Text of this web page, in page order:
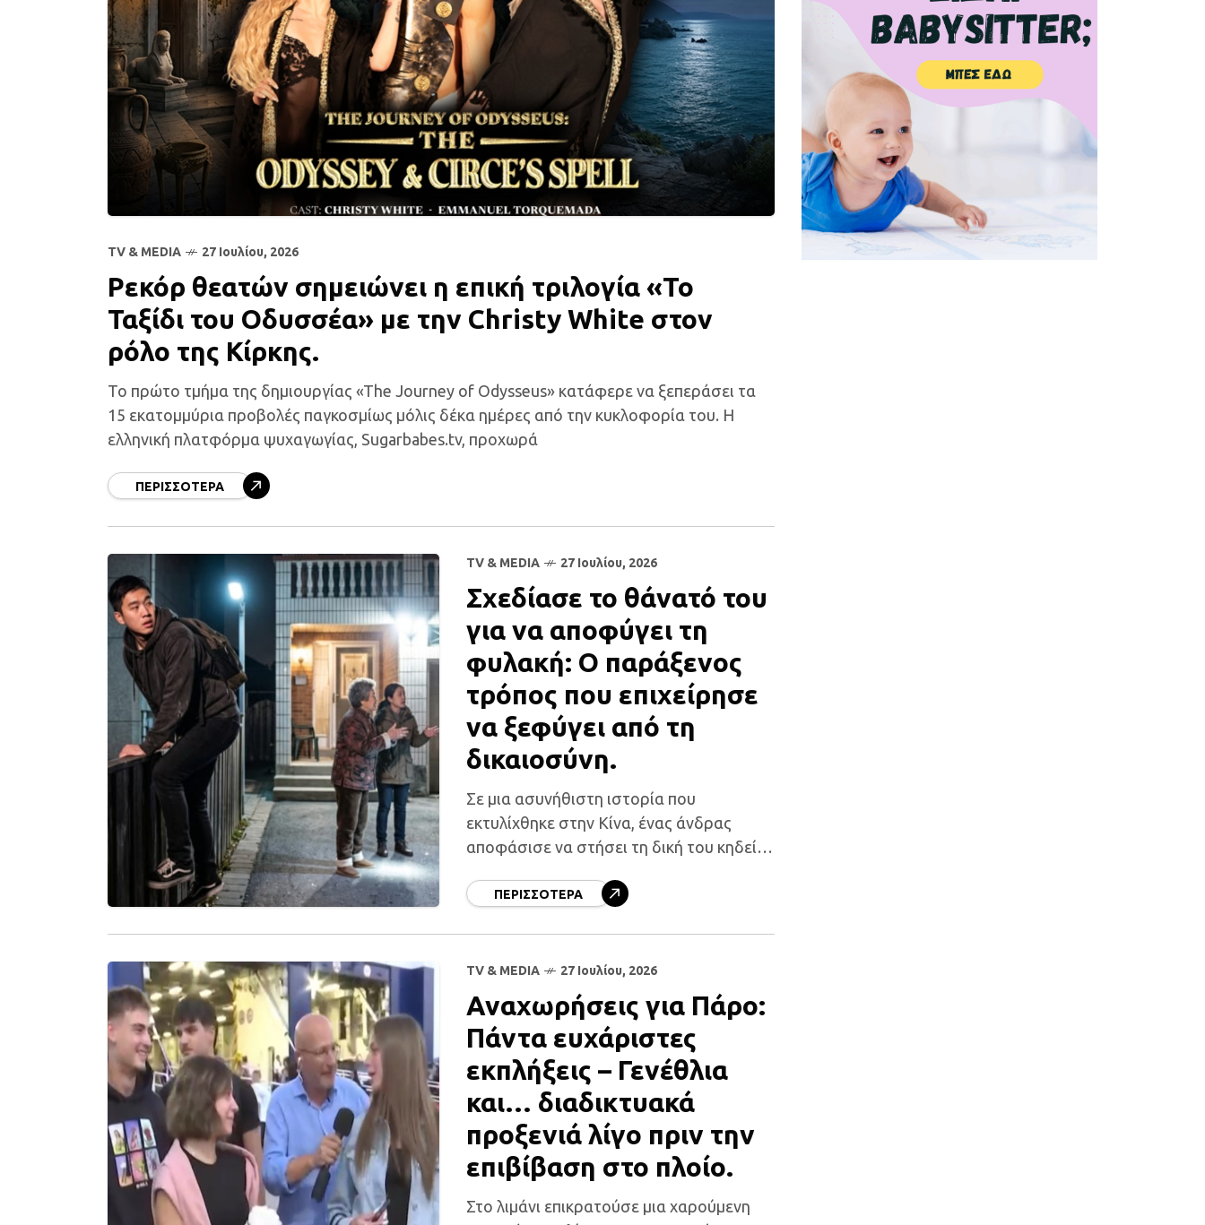
TV & MEDIA 27 Ιουλίου, 2026
Ρεκόρ θεατών σημειώνει η επική τριλογία «Το
Ταξίδι του Οδυσσέα» με την Christy White στον
ρόλο της Κίρκης.
Το πρώτο τμήμα της δημιουργίας «The Journey of Odysseus» κατάφερε να ξεπεράσει τα
15 εκατομμύρια προβολές παγκοσμίως μόλις δέκα ημέρες από την κυκλοφορία του. Η
ελληνική πλατφόρμα ψυχαγωγίας, Sugarbabes.tv, προχωρά
ΠΕΡΙΣΣΌΤΕΡΑ
TV & MEDIA 27 Ιουλίου, 2026
Σχεδίασε το θάνατό του
για να αποφύγει τη
φυλακή: Ο παράξενος
τρόπος που επιχείρησε
να ξεφύγει από τη
δικαιοσύνη.
Σε μια ασυνήθιστη ιστορία που
εκτυλίχθηκε στην Κίνα, ένας άνδρας
αποφάσισε να στήσει τη δική του κηδεία
δραματική προσπάθεια να ξεφύγει από
ΠΕΡΙΣΣΌΤΕΡΑ
TV & MEDIA 27 Ιουλίου, 2026
Αναχωρήσεις για Πάρο:
Πάντα ευχάριστες
εκπλήξεις – Γενέθλια
και… διαδικτυακά
προξενιά λίγο πριν την
επιβίβαση στο πλοίο.
Στο λιμάνι επικρατούσε μια χαρούμενη